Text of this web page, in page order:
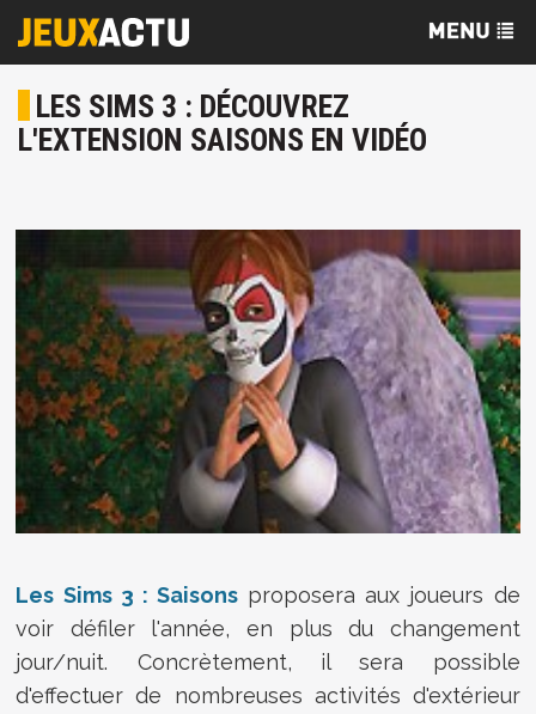
LES SIMS 3 : DÉCOUVREZ
L'EXTENSION SAISONS EN VIDÉO
Les Sims 3 : Saisons proposera aux joueurs de
voir défiler l'année, en plus du changement
jour/nuit. Concrètement, il sera possible
d'effectuer de nombreuses activités d'extérieur